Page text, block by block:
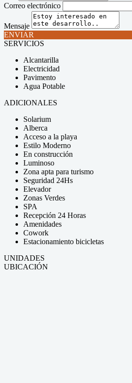
Correo electrónico
Mensaje
ENVIAR
SERVICIOS
Alcantarilla
Electricidad
Pavimento
Agua Potable
ADICIONALES
Solarium
Alberca
Acceso a la playa
Estilo Moderno
En construcción
Luminoso
Zona apta para turismo
Seguridad 24Hs
Elevador
Zonas Verdes
SPA
Recepción 24 Horas
Amenidades
Cowork
Estacionamiento bicicletas
UNIDADES
UBICACIÓN